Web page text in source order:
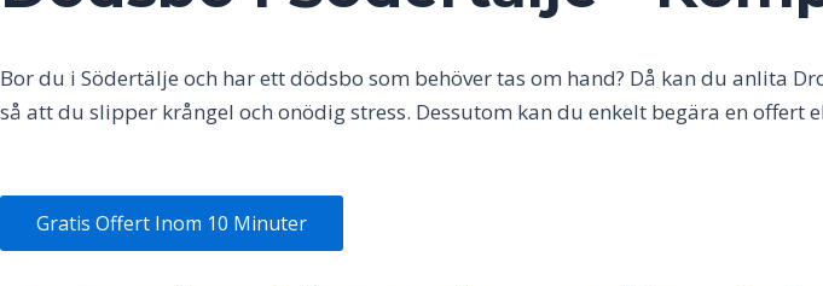
Bor du i Södertälje och har ett dödsbo som behöver tas om hand? Då kan du anlita
så att du slipper krångel och onödig stress. Dessutom kan du enkelt begära en
Gratis Offert Inom 10 Minuter